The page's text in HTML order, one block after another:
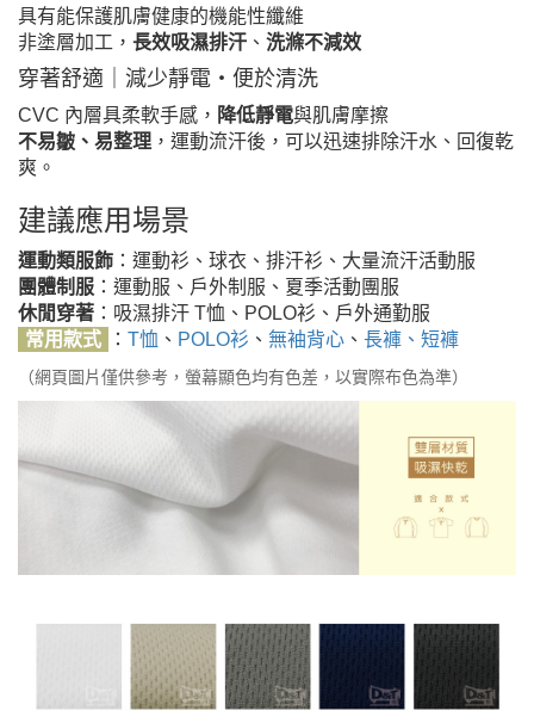
具有能保護肌膚健康的機能性纖維
非塗層加工， 長效吸濕排汗 、 洗滌不減效
穿著舒適｜減少靜電・便於清洗
CVC 內層具柔軟手感， 降低靜電與肌膚摩擦
不易皺、易整理 ，運動流汗後，可以迅速排除汗水、回復乾
爽。
建議應用場景
運動類服飾 ：運動衫、球衣、排汗衫、大量流汗活動服
團體制服 ：運動服、戶外制服、夏季活動團服
休閒穿著 ：吸濕排汗 T恤、POLO衫、戶外通勤服
常用款式
： T恤 、 POLO衫 、 無袖背心 、 長褲、短褲
（網頁圖片僅供參考，螢幕顯色均有色差，以實際布色為準）